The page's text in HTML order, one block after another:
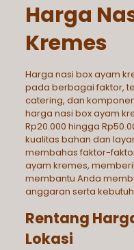
Harga
Kremes
Harga nasi box ayam
pada berbagai faktor,
catering, dan
harga nasi box ayam
Rp20.000 hingga
kualitas bahan dan
membahas faktor-
ayam kremes,
membantu Anda
anggaran serta
Rentang
Lokasi